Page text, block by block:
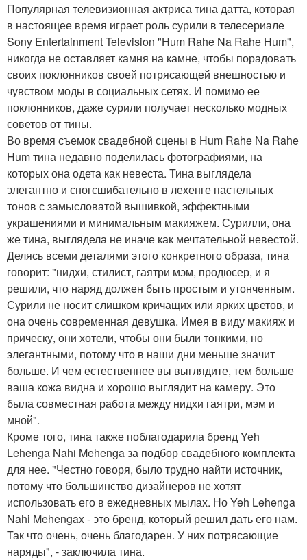
Популярная телевизионная актриса тина датта, которая
в настоящее время играет роль сурили в телесериале
Sony Entertainment Television "Hum Rahe Na Rahe Hum",
никогда не оставляет камня на камне, чтобы порадовать
своих поклонников своей потрясающей внешностью и
чувством моды в социальных сетях. И помимо ее
поклонников, даже сурили получает несколько модных
советов от тины.
Во время съемок свадебной сцены в Hum Rahe Na Rahe
Hum тина недавно поделилась фотографиями, на
которых она одета как невеста. Тина выглядела
элегантно и сногсшибательно в лехенге пастельных
тонов с замысловатой вышивкой, эффектными
украшениями и минимальным макияжем. Сурилли, она
же тина, выглядела не иначе как мечтательной невестой.
Делясь всеми деталями этого конкретного образа, тина
говорит: "нидхи, стилист, гаятри мэм, продюсер, и я
решили, что наряд должен быть простым и утонченным.
Сурили не носит слишком кричащих или ярких цветов, и
она очень современная девушка. Имея в виду макияж и
прическу, они хотели, чтобы они были тонкими, но
элегантными, потому что в наши дни меньше значит
больше. И чем естественнее вы выглядите, тем больше
ваша кожа видна и хорошо выглядит на камеру. Это
была совместная работа между нидхи гаятри, мэм и
мной".
Кроме того, тина также поблагодарила бренд Yeh
Lehenga Nahi Mehenga за подбор свадебного комплекта
для нее. "Честно говоря, было трудно найти источник,
потому что большинство дизайнеров не хотят
использовать его в ежедневных мылах. Но Yeh Lehenga
Nahi Mehengax - это бренд, который решил дать его нам.
Так что очень, очень благодарен. У них потрясающие
наряды", - заключила тина.